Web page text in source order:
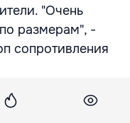
"Очень
размерам", -
сопротивления
не